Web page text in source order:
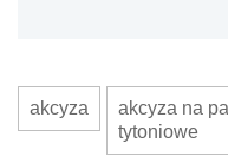
akcyza
akcyza na
tytoniowe